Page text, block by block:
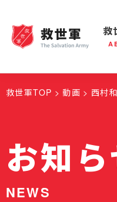
救
救世軍とは 世
救世軍TOP 動画 西村
お知ら
NEWS